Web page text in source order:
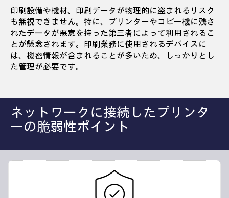
印刷設備や機材、印刷データが物理的に盗まれるリスク
も無視できません。特に、プリンターやコピー機に残さ
れたデータが悪意を持った第三者によって利用されるこ
とが懸念されます。印刷業務に使用されるデバイスに
は、機密情報が含まれることが多いため、しっかりとし
た管理が必要です。
ネットワークに接続したプリンタ
ーの脆弱性ポイント